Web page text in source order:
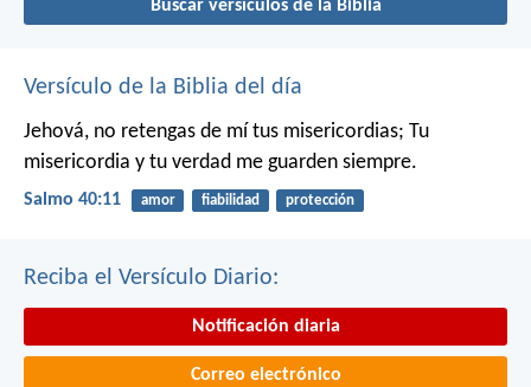
Buscar versículos de la Biblia
Versículo de la Biblia del día
Jehová, no retengas de mí tus misericordias; Tu
misericordia y tu verdad me guarden siempre.
Salmo 40:11 amor fiabilidad protección
Reciba el Versículo Diario:
Notificación diaria
Correo electrónico